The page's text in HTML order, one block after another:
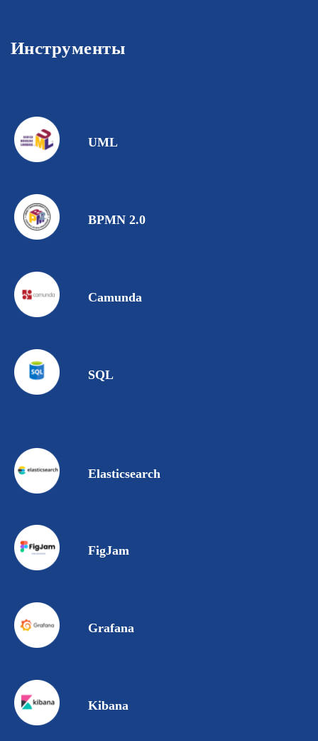
Инструменты
UML
BPMN 2.0
Camunda
SQL
Elasticsearch
FigJam
Grafana
Kibana